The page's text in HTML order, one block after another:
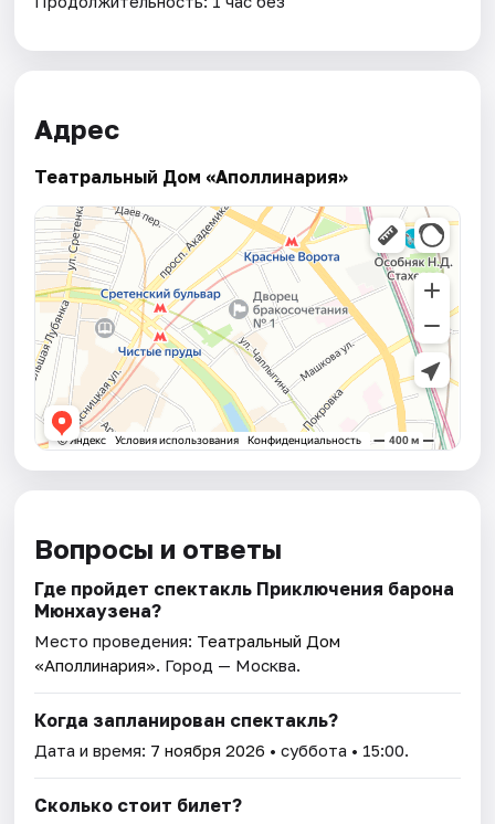
Адрес
Театральный Дом «Аполлинария»
Вопросы и ответы
Где пройдет спектакль Приключения барона
Мюнхаузена?
Место проведения: Театральный Дом
«Аполлинария». Город — Москва.
Когда запланирован спектакль?
Дата и время: 7 ноября 2026 • суббота • 15:00.
Сколько стоит билет?